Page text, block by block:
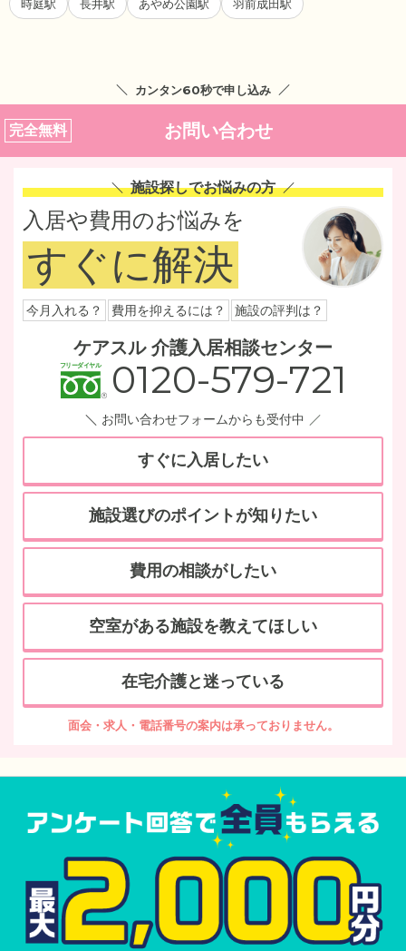
時庭駅 長井駅 あやめ公園駅 羽前成田駅
カンタン60秒で申し込み
完全無料 お問い合わせ
施設探しでお悩みの方
入居や費用のお悩みを
すぐに解決
今月入れる？ 費用を抑えるには？ 施設の評判は？
ケアスル 介護入居相談センター
0120-579-721
お問い合わせフォームからも受付中
すぐに入居したい
施設選びのポイントが知りたい
費用の相談がしたい
空室がある施設を教えてほしい
在宅介護と迷っている
面会・求人・電話番号の案内は承っておりません。